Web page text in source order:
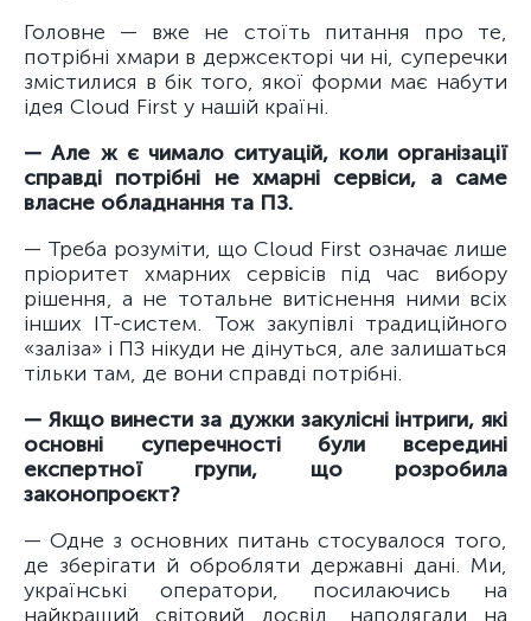
Головне — вже не стоїть питання про те,
потрібні хмари в держсекторі чи ні, суперечки
змістилися в бік того, якої форми має набути
ідея Cloud First у нашій країні.
— Але ж є чимало ситуацій, коли організації
справді потрібні не хмарні сервіси, а саме
власне обладнання та ПЗ.
— Треба розуміти, що Cloud First означає лише
пріоритет хмарних сервісів під час вибору
рішення, а не тотальне витіснення ними всіх
інших ІТ-систем. Тож закупівлі традиційного
«заліза» і ПЗ нікуди не дінуться, але залишаться
тільки там, де вони справді потрібні.
— Якщо винести за дужки закулісні інтриги, які
основні суперечності були всередині
експертної групи, що розробила
законопроєкт?
— Одне з основних питань стосувалося того,
де зберігати й обробляти державні дані. Ми,
українські оператори, посилаючись на
найкращий світовий досвід, наполягали на